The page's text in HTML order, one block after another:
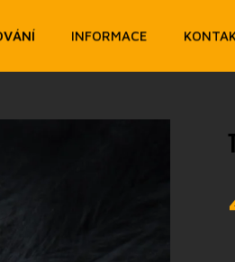
INFORMACE